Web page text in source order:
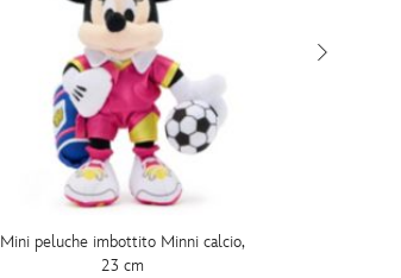
Mini peluche imbottito Minni calcio,
23 cm